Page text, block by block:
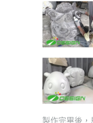
製作完畢後